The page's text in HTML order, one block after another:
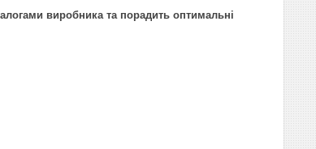
виробника та порадить оптимальні